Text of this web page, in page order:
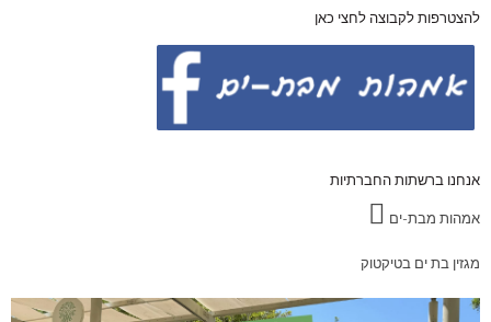
להצטרפות לקבוצה לחצי כאן
אנחנו ברשתות החברתיות
אמהות מבת-ים
מגזין בת ים בטיקטוק